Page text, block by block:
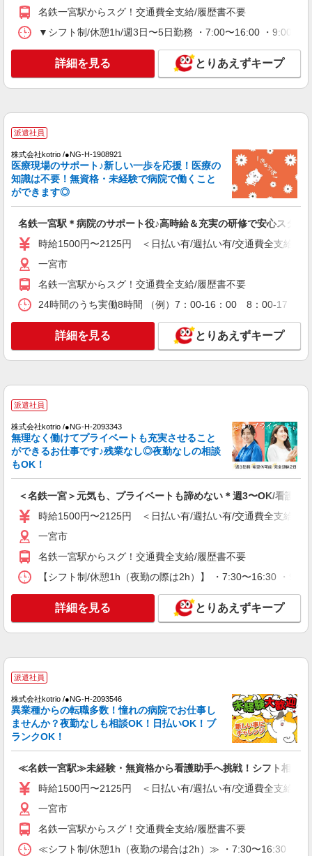
キープ 詳細を見る
派遣社員
（株）ウィルオブ・ワークCW 名古屋支店/ms230101
看護助手
時給1400円 ◆前払い・日払い・週払いOK
派遣社員
株式会社kotrio /●NG-H-1832051
福祉看護は人生のサポーター。シニア住宅の看
時給2300円〜2875円＜交通費全額支給/日払
い・週払いOK/履歴書不要＞
キープ 詳細を見る
派遣社員
株式会社kotrio /●NG-H-2030017
名鉄一宮駅｜看護師さんのサポートスタッフ募
時給1500円〜2125円 ＜日払い有/週払い有/交
キープ 詳細を見る
日研トータルソーシング株式会社 メディカルケア事業部/名古屋オフ
ィス【看護助手】
看護助手（病院）
愛知県一宮市
詳細を見る
株式会社スタッフサービス・メディカル 名古屋医療オフィス（お仕
看護助手
愛知県一宮市内のクリニック
キープ 詳細を見る
日研トータルソーシング株式会社 メディカルケア事業部/名古屋オフ
ィス【看護助手】
愛知県一宮市
名鉄一宮駅からスグ！交通費全支給/履歴書不要
▼シフト制/休憩1h/週3日〜5日勤務 ・7:00〜16:00 ・9:00〜
詳細を見る とりあえずキープ
派遣社員
株式会社kotrio /●NG-H-1908921
医療現場のサポート♪新しい一歩を応援！医療の
知識は不要！無資格・未経験で病院で働くこと
ができます◎
名鉄一宮駅＊病院のサポート役♪高時給＆充実の研修で安心スター
時給1500円〜2125円 ＜日払い有/週払い有/交通費全支給(ガ
一宮市
名鉄一宮駅からスグ！交通費全支給/履歴書不要
24時間のうち実働8時間 （例）7：00-16：00 8：00-17：
詳細を見る とりあえずキープ
派遣社員
株式会社kotrio /●NG-H-2093343
無理なく働けてプライベートも充実させること
ができるお仕事です♪残業なし◎夜勤なしの相談
もOK！
＜名鉄一宮＞元気も、プライベートも諦めない＊週3〜OK/看護助
時給1500円〜2125円 ＜日払い有/週払い有/交通費全支給(ガ
一宮市
名鉄一宮駅からスグ！交通費全支給/履歴書不要
【シフト制/休憩1h（夜勤の際は2h）】 ・7:30〜16:30 ・
詳細を見る とりあえずキープ
派遣社員
株式会社kotrio /●NG-H-2093546
異業種からの転職多数！憧れの病院でお仕事し
ませんか？夜勤なしも相談OK！日払いOK！ブ
ランクOK！
≪名鉄一宮駅≫未経験・無資格から看護助手へ挑戦！シフト相談
時給1500円〜2125円 ＜日払い有/週払い有/交通費全支給(ガ
一宮市
名鉄一宮駅からスグ！交通費全支給/履歴書不要
≪シフト制/休憩1h（夜勤の場合は2h）≫ ・7:30〜16:30 ・